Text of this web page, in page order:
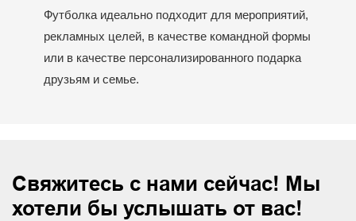
Футболка идеально подходит для мероприятий,
рекламных целей, в качестве командной формы
или в качестве персонализированного подарка
друзьям и семье.
Свяжитесь с нами сейчас! Мы
хотели бы услышать от вас!